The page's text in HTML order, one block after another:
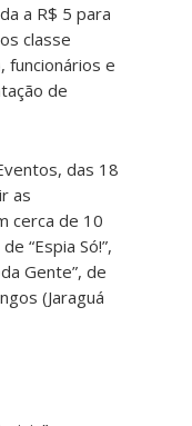
a R$ 5 para
classe
funcionários e
de
das 18
as
cerca de 10
“Espia Só!”,
Gente”, de
(Jaraguá